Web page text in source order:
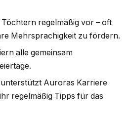
regelmäßig vor – oft
Mehrsprachigkeit zu fördern.
alle gemeinsam
Auroras Karriere
regelmäßig Tipps für das